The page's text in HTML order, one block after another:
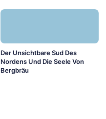
Der Unsichtbare Sud Des
Nordens Und Die Seele Von
Bergbräu